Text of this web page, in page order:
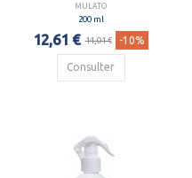
MULATO
200 ml
12,61 € 14,01 € -10%
Consulter